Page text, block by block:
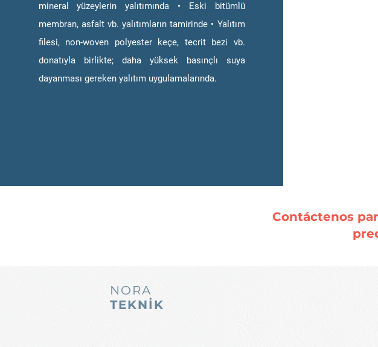
mineral yüzeylerin yalıtımında • Eski bitümlü
membran, asfalt vb. yalıtımların tamirinde • Yalıtım
filesi, non-woven polyester keçe, tecrit bezi vb.
donatıyla birlikte; daha yüksek basınçlı suya
dayanması gereken yalıtım uygulamalarında.
Contáctenos
NORA
TEKNİK